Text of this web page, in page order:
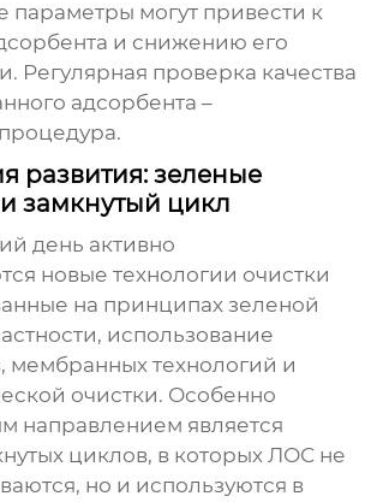
параметры могут привести к
и снижению его
Регулярная проверка качества
адсорбента –
развития: зеленые
замкнутый цикл
день активно
новые технологии очистки
на принципах зеленой
использование
мембранных технологий и
очистки. Особенно
направлением является
циклов, в которых ЛОС не
но и используются в